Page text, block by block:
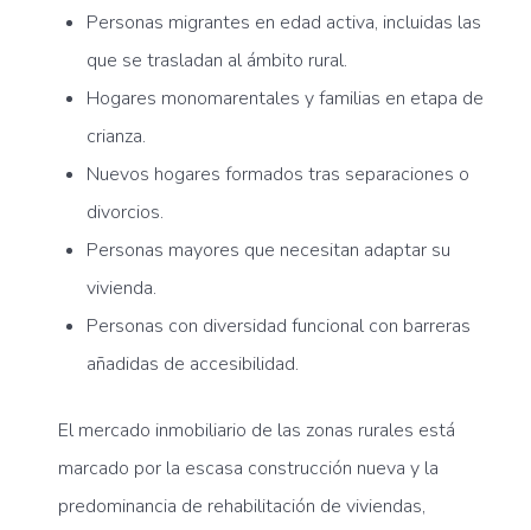
Personas migrantes en edad activa, incluidas las
que se trasladan al ámbito rural.
Hogares monomarentales y familias en etapa de
crianza.
Nuevos hogares formados tras separaciones o
divorcios.
Personas mayores que necesitan adaptar su
vivienda.
Personas con diversidad funcional con barreras
añadidas de accesibilidad.
El mercado inmobiliario de las zonas rurales está
marcado por la escasa construcción nueva y la
predominancia de rehabilitación de viviendas,